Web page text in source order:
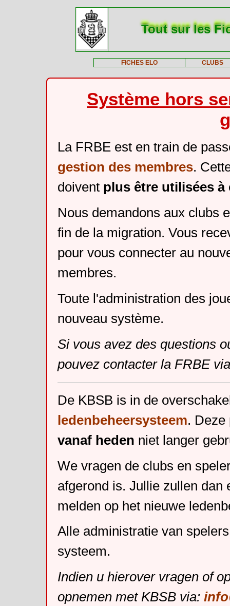
Tout sur les
FICHES ELO CLUBS
Système hors
La FRBE est en train de
gestion des membres.
doivent plus être utilisées
Nous demandons aux clubs
fin de la migration. Vous
pour vous connecter au
membres.
Toute l'administration des
nouveau système.
Si vous avez des questions
pouvez contacter la FRBE
De KBSB is in de
ledenbeheersysteem. Deze
vanaf heden niet langer
We vragen de clubs en
afgerond is. Jullie zullen dan
melden op het nieuwe
Alle administratie van
systeem.
Indien u hierover vragen of
opnemen met KBSB via: